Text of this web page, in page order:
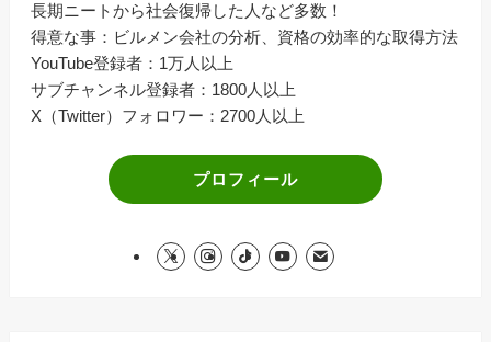
長期ニートから社会復帰した人など多数！
得意な事：ビルメン会社の分析、資格の効率的な取得方法
YouTube登録者：1万人以上
サブチャンネル登録者：1800人以上
X（Twitter）フォロワー：2700人以上
プロフィール